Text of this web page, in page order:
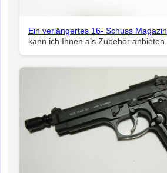
Ein verlängertes 16- Schuss Magazin
kann ich Ihnen als Zubehör anbieten.